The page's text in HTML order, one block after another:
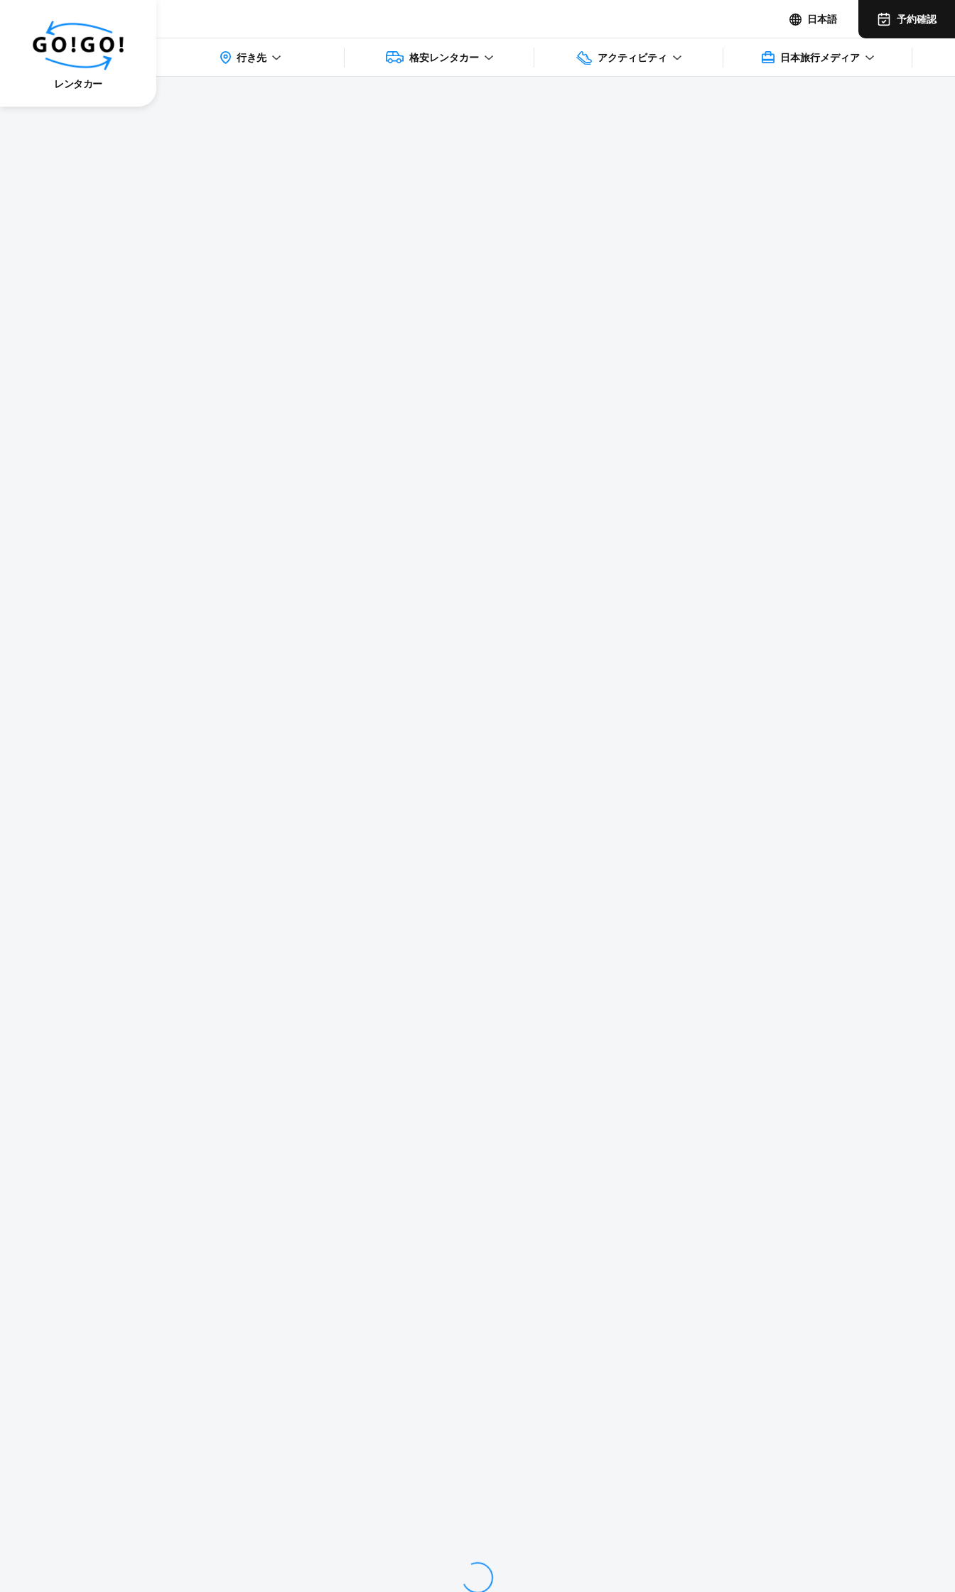
レンタカー
行き先 格安レンタカー アクティビティ 日本旅行メディア
日本語 予約確認